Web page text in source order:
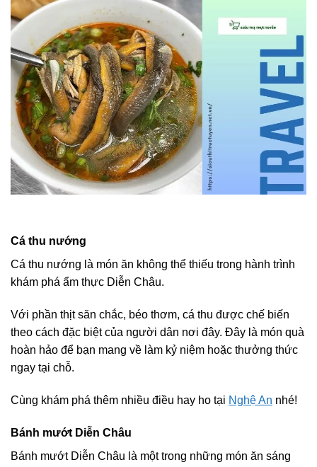
Cá thu nướng
Cá thu nướng là món ăn không thể thiếu trong hành trình
khám phá ẩm thực Diễn Châu.
Với phần thịt săn chắc, béo thơm, cá thu được chế biến
theo cách đặc biệt của người dân nơi đây. Đây là món quà
hoàn hảo để bạn mang về làm kỷ niệm hoặc thưởng thức
ngay tại chỗ.
Cùng khám phá thêm nhiều điều hay ho tại Nghệ An nhé!
Bánh mướt Diễn Châu
Bánh mướt Diễn Châu là một trong những món ăn sáng